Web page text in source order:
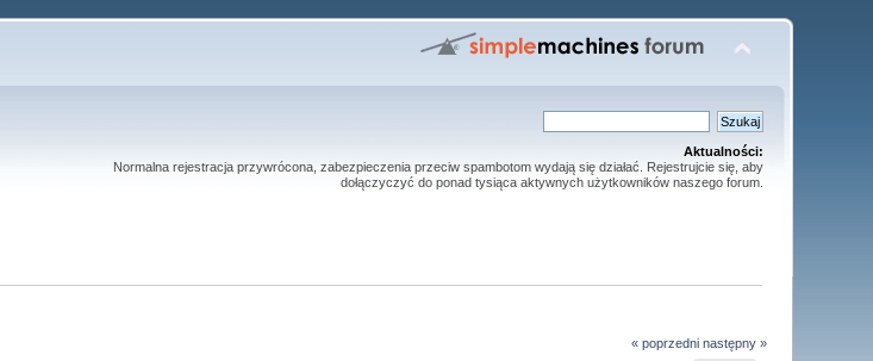
Aktualności:
Normalna rejestracja przywrócona, zabezpieczenia przeciw spambotom wydają się działać. Rejestrujcie się, aby
dołączyczyć do ponad tysiąca aktywnych użytkowników naszego forum.
« poprzedni następny »